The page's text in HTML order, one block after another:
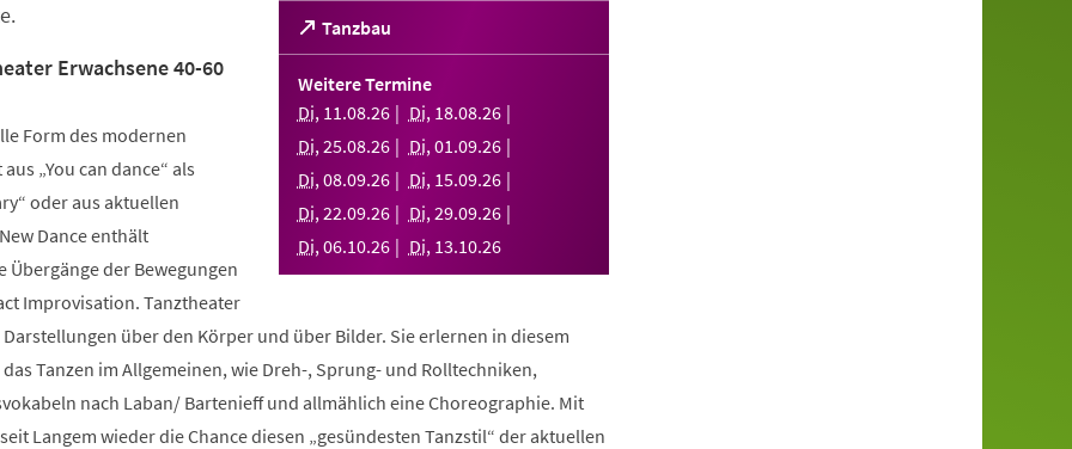
Tanzbau
(Öffnet
in
einem
neuen
Tab)
Weitere Termine
Di, 11.08.26 Di, 18.08.26
Di,25.08.26 Di,01.09.26
Di,08.09.26 Di, 15.09.26
Di,22.09.26 Di,29.09.26
Di,06.10.26 Di, 13.10.26
Erwachsene 40-60
Form des modernen
„You can dance“ als
oder aus aktuellen
Dance enthält
der Bewegungen
Improvisation. Tanztheater
über den Körper und über Bilder. Sie erlernen in diesem
Tanzen im Allgemeinen, wie Dreh-, Sprung- und Rolltechniken,
nach Laban/ Bartenieff und allmählich eine Choreographie. Mit
Langem wieder die Chance diesen „gesündesten Tanzstil“ der aktuellen